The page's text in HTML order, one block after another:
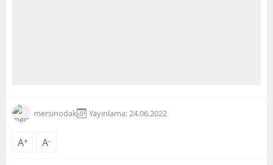
mersinodak Yayınlama: 24.06.2022
A+ A-